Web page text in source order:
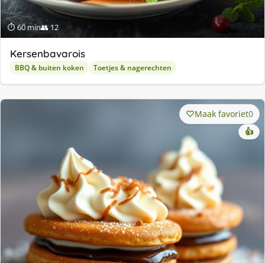
⏱ 60 min👥 12
Kersenbavarois
BBQ & buiten koken Toetjes & nagerechten
Maak favoriet0
👍